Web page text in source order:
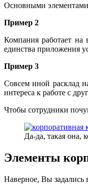
Основными элементами
Пример 2
Компания работает на
единства приложения
Пример 3
Совсем иной расклад
интереса к работе с
Чтобы сотрудники
Да-да, такая она,
Элементы
Наверное, Вы задались